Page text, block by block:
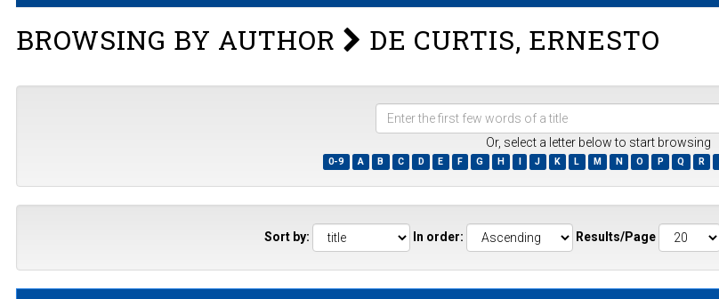
BROWSING BY AUTHOR DE CURTIS, ERNESTO
Enter
the
few
words
Or, select a letter below to start browsing
0-9 A B C D E F G H J K L M N O P Q R
Sort by: In order: Results/Page